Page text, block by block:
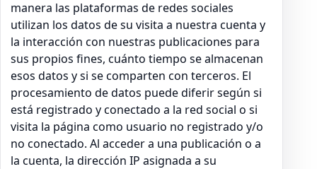
manera las plataformas de redes sociales
utilizan los datos de su visita a nuestra cuenta y
la interacción con nuestras publicaciones para
sus propios fines, cuánto tiempo se almacenan
esos datos y si se comparten con terceros. El
procesamiento de datos puede diferir según si
está registrado y conectado a la red social o si
visita la página como usuario no registrado y/o
no conectado. Al acceder a una publicación o a
la cuenta, la dirección IP asignada a su